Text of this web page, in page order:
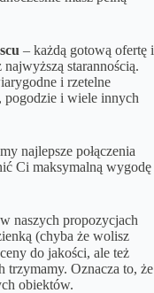
– każdą gotową ofertę i
starannością.
i rzetelne
pogodzie i wiele innych
najlepsze połączenia
Ci maksymalną wygodę
naszych propozycjach
(chyba że wolisz
do jakości, ale też
trzymamy. Oznacza to, że
obiektów.